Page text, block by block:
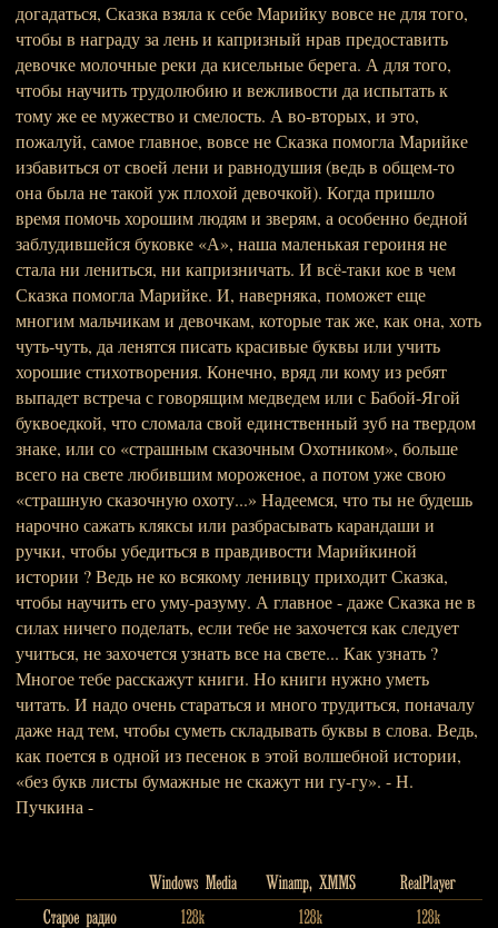
догадаться, Сказка взяла к себе Марийку вовсе не для того,
чтобы в награду за лень и капризный нрав предоставить
девочке молочные реки да кисельные берега. А для того,
чтобы научить трудолюбию и вежливости да испытать к
тому же ее мужество и смелость. А во-вторых, и это,
пожалуй, самое главное, вовсе не Сказка помогла Марийке
избавиться от своей лени и равнодушия (ведь в общем-то
она была не такой уж плохой девочкой). Когда пришло
время помочь хорошим людям и зверям, а особенно бедной
заблудившейся буковке «А», наша маленькая героиня не
стала ни лениться, ни капризничать. И всё-таки кое в чем
Сказка помогла Марийке. И, наверняка, поможет еще
многим мальчикам и девочкам, которые так же, как она, хоть
чуть-чуть, да ленятся писать красивые буквы или учить
хорошие стихотворения. Конечно, вряд ли кому из ребят
выпадет встреча с говорящим медведем или с Бабой-Ягой
буквоедкой, что сломала свой единственный зуб на твердом
знаке, или со «страшным сказочным Охотником», больше
всего на свете любившим мороженое, а потом уже свою
«страшную сказочную охоту...» Надеемся, что ты не будешь
нарочно сажать кляксы или разбрасывать карандаши и
ручки, чтобы убедиться в правдивости Марийкиной
истории ? Ведь не ко всякому ленивцу приходит Сказка,
чтобы научить его уму-разуму. А главное - даже Сказка не в
силах ничего поделать, если тебе не захочется как следует
учиться, не захочется узнать все на свете... Как узнать ?
Многое тебе расскажут книги. Но книги нужно уметь
читать. И надо очень стараться и много трудиться, поначалу
даже над тем, чтобы суметь складывать буквы в слова. Ведь,
как поется в одной из песенок в этой волшебной истории,
«без букв листы бумажные не скажут ни гу-гу». - Н.
Пучкина -